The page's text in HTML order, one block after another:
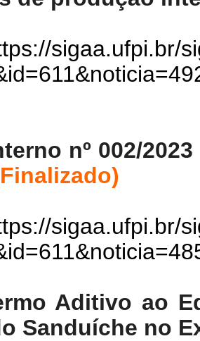
sigaa.ufpi.br/
nº 002/
sigaa.ufpi.br/
ao
Sanduíche no